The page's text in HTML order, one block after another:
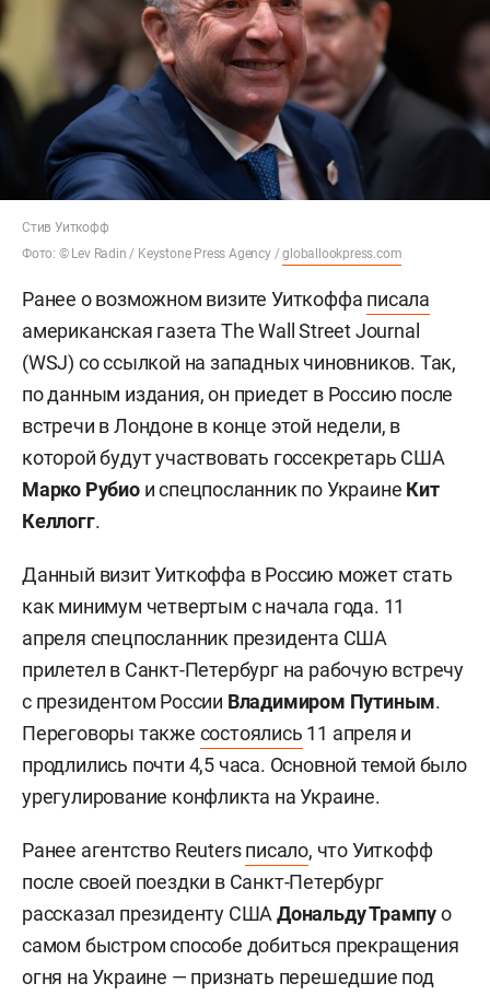
Стив Уиткофф
Фото: © Lev Radin / Keystone Press Agency /globallookpress.com
Ранее о возможном визите Уиткоффа писала
американская газета The Wall Street Journal
(WSJ) со ссылкой на западных чиновников. Так,
по данным издания, он приедет в Россию после
встречи в Лондоне в конце этой недели, в
которой будут участвовать госсекретарь США
Марко Рубиои спецпосланник по Украине Кит
Келлогг.
Данный визит Уиткоффа в Россию может стать
как минимум четвертым с начала года. 11
апреля спецпосланник президента США
прилетел в Санкт-Петербург на рабочую встречу
с президентом России Владимиром Путиным.
Переговоры также состоялись 11 апреля и
продлились почти 4,5 часа. Основной темой было
урегулирование конфликта на Украине.
Ранее агентство Reutersписало, что Уиткофф
после своей поездки в Санкт-Петербург
рассказал президенту СШАДональду Трампуо
самом быстром способе добиться прекращения
огня на Украине — признать перешедшие под